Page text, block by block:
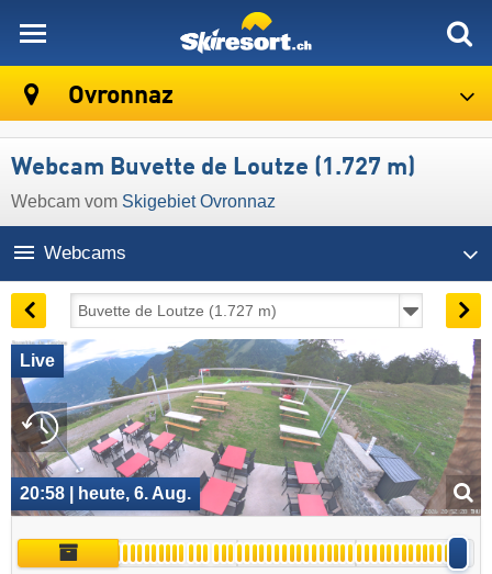
Ovronnaz
Webcam Buvette de Loutze (1.727 m)
Webcam vom Skigebiet Ovronnaz
Webcams
Live
20:58 | heute, 6. Aug.
Archiv